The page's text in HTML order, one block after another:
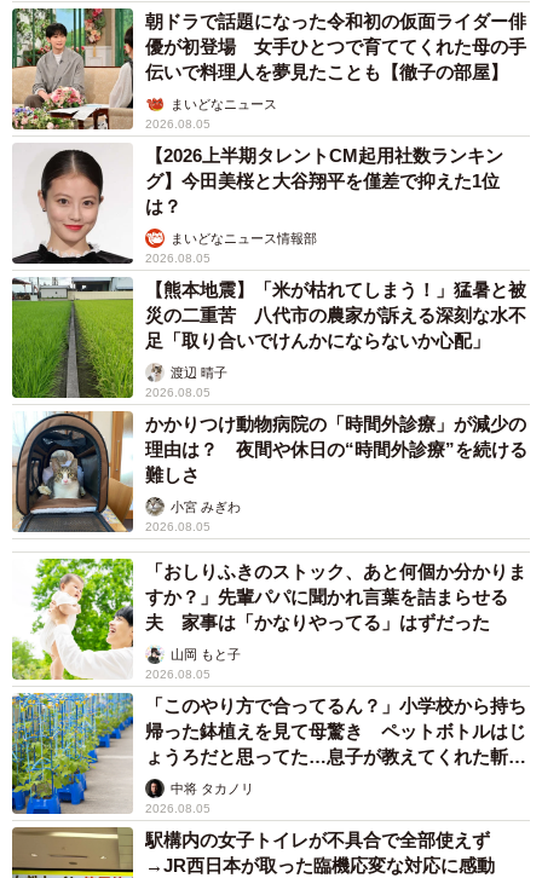
朝ドラで話題になった令和初の仮面ライダー俳
優が初登場 女手ひとつで育ててくれた母の手
伝いで料理人を夢見たことも【徹子の部屋】
まいどなニュース
2026.08.05
【2026上半期タレントCM起用社数ランキン
グ】今田美桜と大谷翔平を僅差で抑えた1位
は？
まいどなニュース情報部
2026.08.05
【熊本地震】「米が枯れてしまう！」猛暑と被
災の二重苦 八代市の農家が訴える深刻な水不
足「取り合いでけんかにならないか心配」
渡辺 晴子
2026.08.05
かかりつけ動物病院の「時間外診療」が減少の
理由は？ 夜間や休日の“時間外診療”を続ける
難しさ
小宮 みぎわ
2026.08.05
「おしりふきのストック、あと何個か分かりま
すか？」先輩パパに聞かれ言葉を詰まらせる
夫 家事は「かなりやってる」はずだった
山岡 もと子
2026.08.05
「このやり方で合ってるん？」小学校から持ち
帰った鉢植えを見て母驚き ペットボトルはじ
ょうろだと思ってた…息子が教えてくれた斬新
な水やりとは
中将 タカノリ
2026.08.05
駅構内の女子トイレが不具合で全部使えず
→JR西日本が取った臨機応変な対応に感動